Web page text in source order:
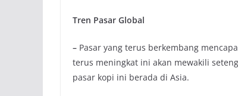
Tren Pasar Global
– Pasar yang terus berkembang
terus meningkat ini akan mewakili
pasar kopi ini berada di Asia.